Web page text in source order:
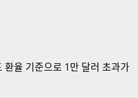
율 기준으로 1만 달러 초과가